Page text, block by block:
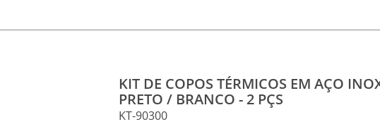
KIT DE COPOS TÉRMICOS EM AÇO
PRETO / BRANCO - 2 PÇS
KT-90300